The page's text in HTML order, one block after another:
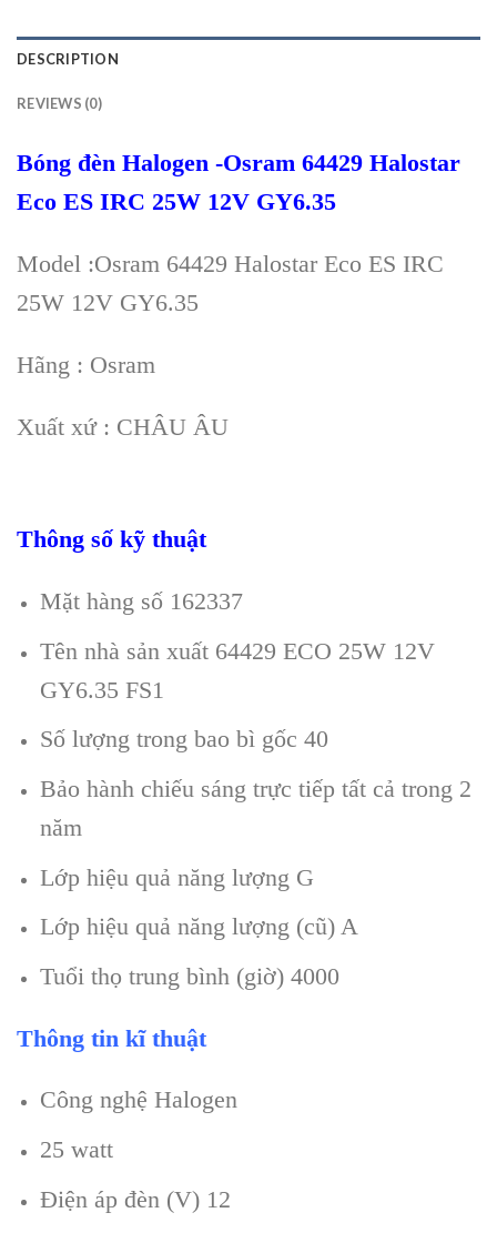
DESCRIPTION
REVIEWS (0)
Bóng đèn Halogen -Osram 64429 Halostar
Eco ES IRC 25W 12V GY6.35
Model :Osram 64429 Halostar Eco ES IRC
25W 12V GY6.35
Hãng : Osram
Xuất xứ : CHÂU ÂU
Thông số kỹ thuật
Mặt hàng số 162337
Tên nhà sản xuất 64429 ECO 25W 12V
GY6.35 FS1
Số lượng trong bao bì gốc 40
Bảo hành chiếu sáng trực tiếp tất cả trong 2
năm
Lớp hiệu quả năng lượng G
Lớp hiệu quả năng lượng (cũ) A
Tuổi thọ trung bình (giờ) 4000
Thông tin kĩ thuật
Công nghệ Halogen
25 watt
Điện áp đèn (V) 12